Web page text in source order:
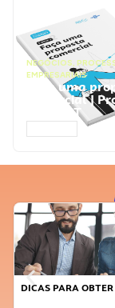
NEGÓCIOS,
EMPRESARIAIS
Faça uma
comercial |
ChatGPT
DICAS PARA